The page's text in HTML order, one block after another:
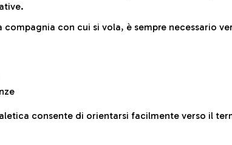
con cui si vola, è sempre necessario
consente di orientarsi facilmente verso il